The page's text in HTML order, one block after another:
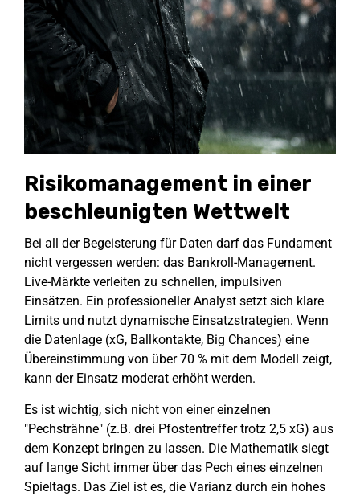
Risikomanagement in einer
beschleunigten Wettwelt
Bei all der Begeisterung für Daten darf das Fundament
nicht vergessen werden: das Bankroll-Management.
Live-Märkte verleiten zu schnellen, impulsiven
Einsätzen. Ein professioneller Analyst setzt sich klare
Limits und nutzt dynamische Einsatzstrategien. Wenn
die Datenlage (xG, Ballkontakte, Big Chances) eine
Übereinstimmung von über 70 % mit dem Modell zeigt,
kann der Einsatz moderat erhöht werden.
Es ist wichtig, sich nicht von einer einzelnen
"Pechsträhne" (z.B. drei Pfostentreffer trotz 2,5 xG) aus
dem Konzept bringen zu lassen. Die Mathematik siegt
auf lange Sicht immer über das Pech eines einzelnen
Spieltags. Das Ziel ist es, die Varianz durch ein hohes